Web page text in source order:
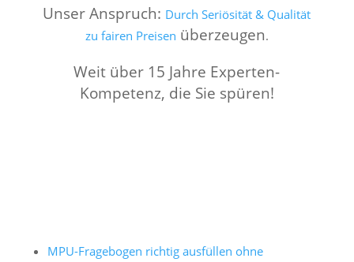
Unser Anspruch: Durch Seriösität & Qualität
zu fairen Preisen überzeugen.
Weit über 15 Jahre Experten-
Kompetenz, die Sie spüren!
MPU-Fragebogen richtig ausfüllen ohne